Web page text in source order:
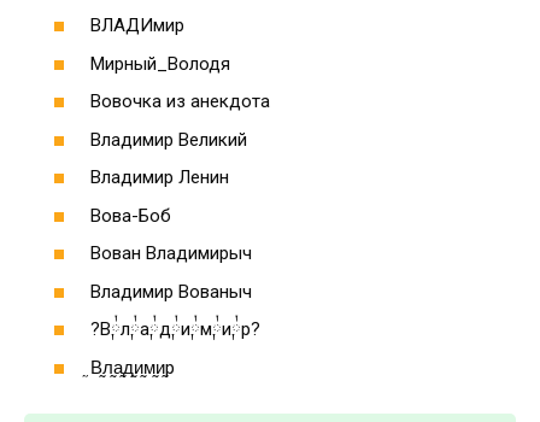
ВЛАДИмир
Мирный_Володя
Вовочка из анекдота
Владимир Великий
Владимир Ленин
Вова-Боб
Вован Владимирыч
Владимир Вованыч
?В༙྇л༙྇а༙྇д༙྇и༙྇м༙྇и༙྇р?
̰В̰л̰а̰д̰и̰м̰и̰р